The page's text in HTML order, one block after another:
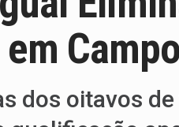
Campo
dos oitavos